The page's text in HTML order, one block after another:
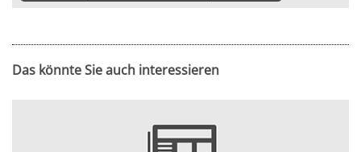
Das könnte Sie auch interessieren